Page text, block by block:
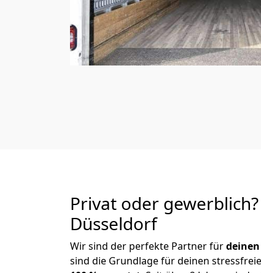
Privat oder
Düsseldorf
Wir sind der perfekte Partner für
sind die Grundlage für deinen